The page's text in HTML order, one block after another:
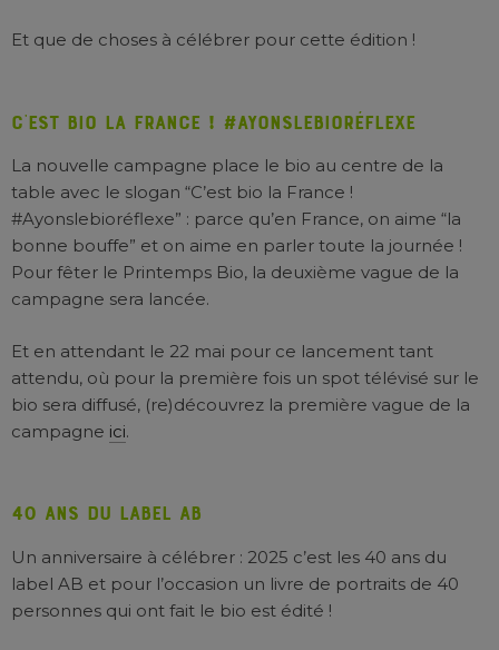
Et que de choses à célébrer pour cette édition !
C’est bio la France ! #Ayonslebioréflexe
La nouvelle campagne place le bio au centre de la
table avec le slogan “C’est bio la France !
#Ayonslebioréflexe” : parce qu’en France, on aime “la
bonne bouffe” et on aime en parler toute la journée !
Pour fêter le Printemps Bio, la deuxième vague de la
campagne sera lancée.
Et en attendant le 22 mai pour ce lancement tant
attendu, où pour la première fois un spot télévisé sur le
bio sera diffusé, (re)découvrez la première vague de la
campagne ici.
40 ans du label ab
Un anniversaire à célébrer : 2025 c’est les 40 ans du
label AB et pour l’occasion un livre de portraits de 40
personnes qui ont fait le bio est édité !